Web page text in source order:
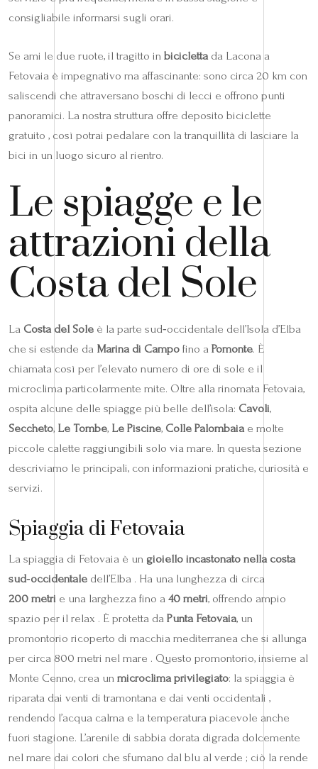
consigliabile informarsi sugli orari.
Se ami le due ruote, il tragitto in biciclettada Lacona a
Fetovaia è impegnativo ma affascinante: sono circa 20 km con
saliscendi che attraversano boschi di lecci e offrono punti
panoramici. La nostra struttura offre deposito biciclette
gratuito , così potrai pedalare con la tranquillità di lasciare la
bici in un luogo sicuro al rientro.
Le spiagge e le
attrazioni della
Costa del Sole
La Costa del Sole è la parte sud‑occidentale dell’Isola d’Elba
che si estende da Marina di Campo fino a Pomonte. È
chiamata così per l’elevato numero di ore di sole e il
microclima particolarmente mite. Oltre alla rinomata Fetovaia,
ospita alcune delle spiagge più belle dell’isola: Cavoli,
Seccheto, Le Tombe, Le Piscine, Colle Palombaiae molte
piccole calette raggiungibili solo via mare. In questa sezione
descriviamo le principali, con informazioni pratiche, curiosità e
servizi.
Spiaggia di Fetovaia
La spiaggia di Fetovaia è un gioiello incastonato nella costa
sud‑occidentale dell’Elba . Ha una lunghezza di circa
200 metri e una larghezza fino a 40 metri, offrendo ampio
spazio per il relax . È protetta da Punta Fetovaia, un
promontorio ricoperto di macchia mediterranea che si allunga
per circa 800 metri nel mare . Questo promontorio, insieme al
Monte Cenno, crea un microclima privilegiato: la spiaggia è
riparata dai venti di tramontana e dai venti occidentali ,
rendendo l’acqua calma e la temperatura piacevole anche
fuori stagione. L’arenile di sabbia dorata digrada dolcemente
nel mare dai colori che sfumano dal blu al verde ; ciò la rende